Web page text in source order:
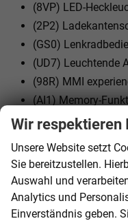
(8VP) LED-
(2P2)
(GS0)
(UD7) Leuchtende
(98R) MMI
(AI1) Memory-
Außenspiegel
(7UI)
(8J3)
(8A2)
Umgebungsanzeige
Wir respektieren
Unsere Website setzt
Sie bereitzustellen.
Auswahl und
Analytics und
Einverständnis geben.